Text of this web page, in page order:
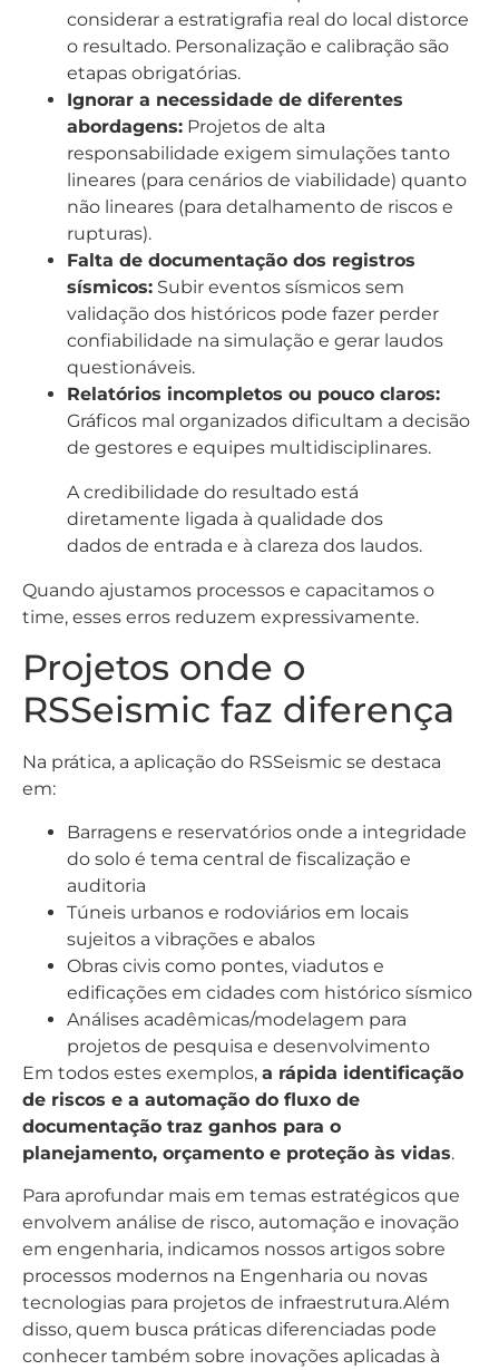
considerar a estratigrafia real do local distorce
o resultado. Personalização e calibração são
etapas obrigatórias.
Ignorar a necessidade de diferentes
abordagens: Projetos de alta
responsabilidade exigem simulações tanto
lineares (para cenários de viabilidade) quanto
não lineares (para detalhamento de riscos e
rupturas).
Falta de documentação dos registros
sísmicos: Subir eventos sísmicos sem
validação dos históricos pode fazer perder
confiabilidade na simulação e gerar laudos
questionáveis.
Relatórios incompletos ou pouco claros:
Gráficos mal organizados dificultam a decisão
de gestores e equipes multidisciplinares.
A credibilidade do resultado está
diretamente ligada à qualidade dos
dados de entrada e à clareza dos laudos.
Quando ajustamos processos e capacitamos o
time, esses erros reduzem expressivamente.
Projetos onde o
RSSeismic faz diferença
Na prática, a aplicação do RSSeismic se destaca
em:
Barragens e reservatórios onde a integridade
do solo é tema central de fiscalização e
auditoria
Túneis urbanos e rodoviários em locais
sujeitos a vibrações e abalos
Obras civis como pontes, viadutos e
edificações em cidades com histórico sísmico
Análises acadêmicas/modelagem para
projetos de pesquisa e desenvolvimento
Em todos estes exemplos, a rápida identificação
de riscos e a automação do fluxo de
documentação traz ganhos para o
planejamento, orçamento e proteção às vidas.
Para aprofundar mais em temas estratégicos que
envolvem análise de risco, automação e inovação
em engenharia, indicamos nossos artigos sobre
processos modernos na Engenharia ou novas
tecnologias para projetos de infraestrutura.Além
disso, quem busca práticas diferenciadas pode
conhecer também sobre inovações aplicadas à